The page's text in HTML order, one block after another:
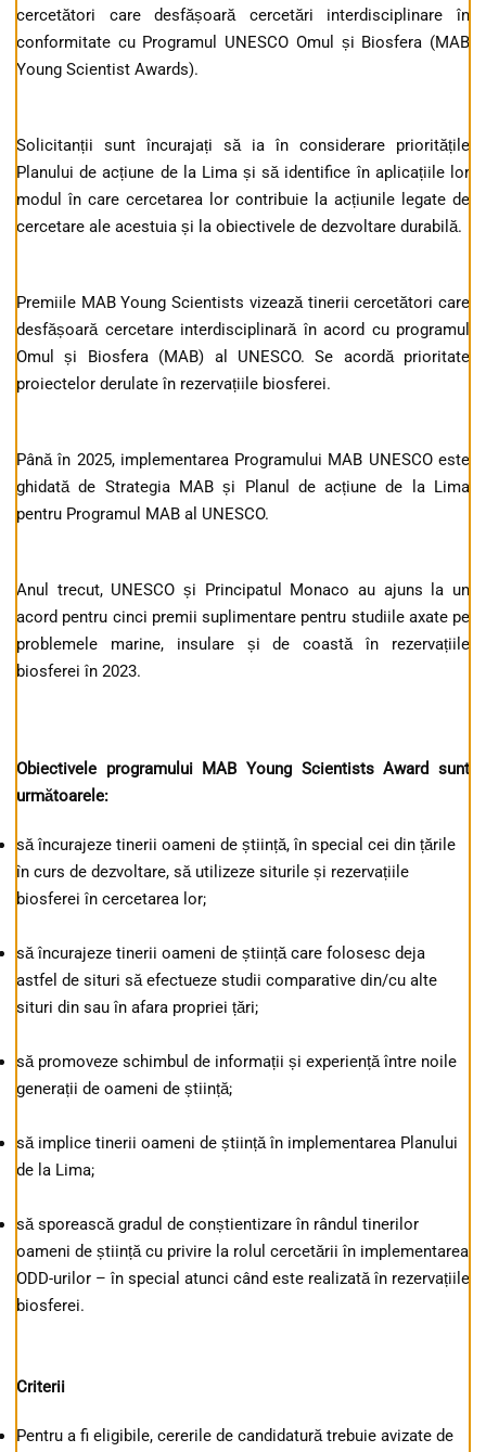
cercetători care desfășoară cercetări interdisciplinare în
conformitate cu Programul UNESCO Omul și Biosfera (MAB
Young Scientist Awards).
Solicitanții sunt încurajați să ia în considerare prioritățile
Planului de acțiune de la Lima și să identifice în aplicațiile lor
modul în care cercetarea lor contribuie la acțiunile legate de
cercetare ale acestuia și la obiectivele de dezvoltare durabilă.
Premiile MAB Young Scientists vizează tinerii cercetători care
desfășoară cercetare interdisciplinară în acord cu programul
Omul și Biosfera (MAB) al UNESCO. Se acordă prioritate
proiectelor derulate în rezervațiile biosferei.
Până în 2025, implementarea Programului MAB UNESCO este
ghidată de Strategia MAB și Planul de acțiune de la Lima
pentru Programul MAB al UNESCO.
Anul trecut, UNESCO și Principatul Monaco au ajuns la un
acord pentru cinci premii suplimentare pentru studiile axate pe
problemele marine, insulare și de coastă în rezervațiile
biosferei în 2023.
Obiectivele programului MAB Young Scientists Award sunt
următoarele:
să încurajeze tinerii oameni de știință, în special cei din țările
în curs de dezvoltare, să utilizeze siturile și rezervațiile
biosferei în cercetarea lor;
să încurajeze tinerii oameni de știință care folosesc deja
astfel de situri să efectueze studii comparative din/cu alte
situri din sau în afara propriei țări;
să promoveze schimbul de informații și experiență între noile
generații de oameni de știință;
să implice tinerii oameni de știință în implementarea Planului
de la Lima;
să sporească gradul de conștientizare în rândul tinerilor
oameni de știință cu privire la rolul cercetării în implementarea
ODD-urilor – în special atunci când este realizată în rezervațiile
biosferei.
Criterii
Pentru a fi eligibile, cererile de candidatură trebuie avizate de